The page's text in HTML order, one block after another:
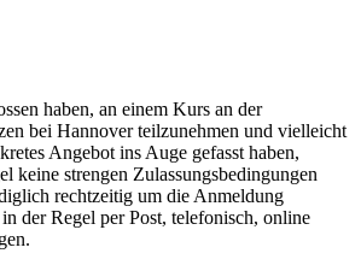
haben, an einem Kurs an der
bei Hannover teilzunehmen und vielleicht
Angebot ins Auge gefasst haben,
keine strengen Zulassungsbedingungen
rechtzeitig um die Anmeldung
der Regel per Post, telefonisch, online